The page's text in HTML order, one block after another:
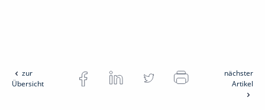
zur
Übersicht
nächster
Artikel